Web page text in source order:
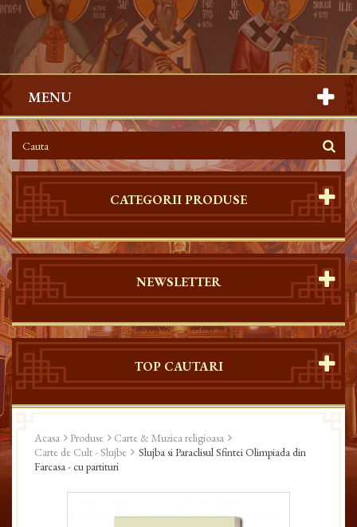
MENU
CATEGORII PRODUSE
NEWSLETTER
TOP CAUTARI
Acasa Produse
Carte & Muzica religioasa
Carte de Cult - Slujbe
Slujba si Paraclisul Sfintei Olimpiada din
Farcasa - cu partituri